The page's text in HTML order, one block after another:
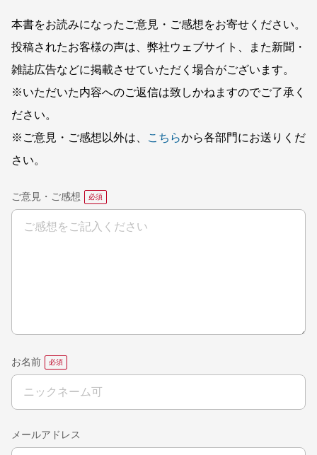
本書をお読みになったご意見・ご感想をお寄せください。
投稿されたお客様の声は、弊社ウェブサイト、また新聞・
雑誌広告などに掲載させていただく場合がございます。
※いただいた内容へのご返信は致しかねますのでご了承く
ださい。
※ご意見・ご感想以外は、
こちらから各部門にお送りくだ
さい。
ご意見・ご感想
お名前
メールアドレス